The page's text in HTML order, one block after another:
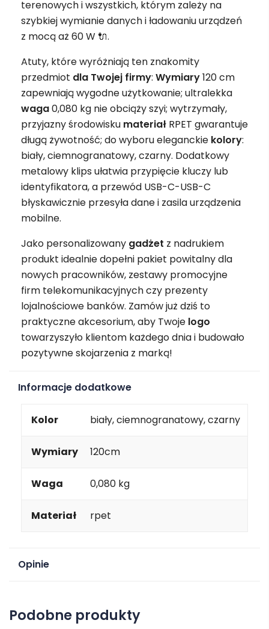
terenowych i wszystkich, którym zależy na
szybkiej wymianie danych i ładowaniu urządzeń
z mocą aż 60 W 🔌.
Atuty, które wyróżniają ten znakomity
przedmiot dla Twojej firmy: Wymiary120 cm
zapewniają wygodne użytkowanie; ultralekka
waga0,080 kg nie obciąży szyi; wytrzymały,
przyjazny środowisku materiał RPET gwarantuje
długą żywotność; do wyboru eleganckie kolory:
biały, ciemnogranatowy, czarny. Dodatkowy
metalowy klips ułatwia przypięcie kluczy lub
identyfikatora, a przewód USB-C-USB-C
błyskawicznie przesyła dane i zasila urządzenia
mobilne.
Jako personalizowany gadżet z nadrukiem
produkt idealnie dopełni pakiet powitalny dla
nowych pracowników, zestawy promocyjne
firm telekomunikacyjnych czy prezenty
lojalnościowe banków. Zamów już dziś to
praktyczne akcesorium, aby Twoje logo
towarzyszyło klientom każdego dnia i budowało
pozytywne skojarzenia z marką!
Informacje dodatkowe
Kolor biały, ciemnogranatowy, czarny
Wymiary 120cm
Waga 0,080 kg
Materiał rpet
Opinie
Podobne produkty